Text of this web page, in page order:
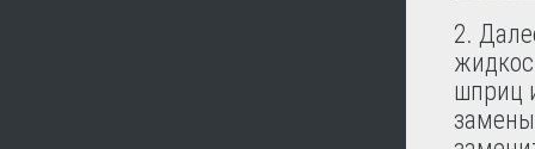
2.
шприц